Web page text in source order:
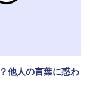
他人の言葉に惑わ